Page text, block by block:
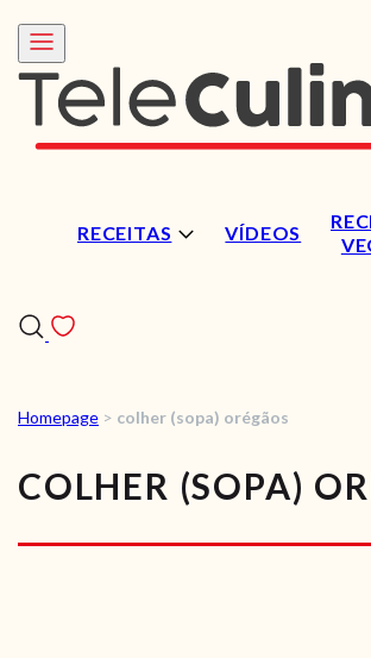
RECEITAS VÍDEOS
RECEITAS
VÍDEOS
RECEITAS
Homepage > colher (sopa) orégãos
COLHER (SOPA)